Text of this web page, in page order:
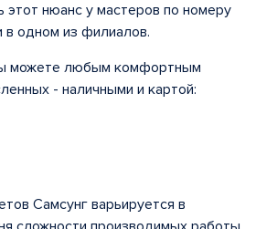
этот нюанс у мастеров по номеру
в одном из филиалов.
можете любым комфортным
- наличными и картой:
Самсунг варьируется в